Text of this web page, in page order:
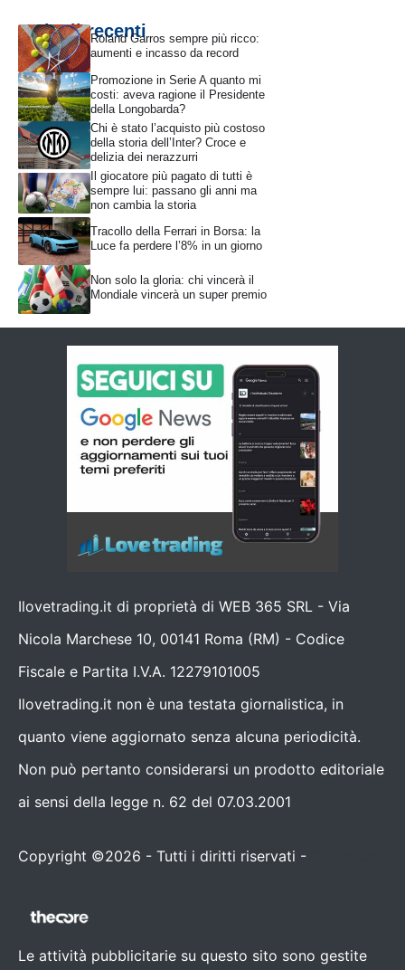
Articoli recentiRoland Garros sempre più ricco:
aumenti e incasso da record
Promozione in Serie A quanto mi
costi: aveva ragione il Presidente
della Longobarda?
Chi è stato l’acquisto più costoso
della storia dell’Inter? Croce e
delizia dei nerazzurri
Il giocatore più pagato di tutti è
sempre lui: passano gli anni ma
non cambia la storia
Tracollo della Ferrari in Borsa: la
Luce fa perdere l’8% in un giorno
Non solo la gloria: chi vincerà il
Mondiale vincerà un super premio
Ilovetrading.it di proprietà di WEB 365 SRL - Via
Nicola Marchese 10, 00141 Roma (RM) - Codice
Fiscale e Partita I.V.A. 12279101005
Ilovetrading.it non è una testata giornalistica, in
quanto viene aggiornato senza alcuna periodicità.
Non può pertanto considerarsi un prodotto editoriale
ai sensi della legge n. 62 del 07.03.2001
Copyright ©2026 - Tutti i diritti riservati -
Le attività pubblicitarie su questo sito sono gestite